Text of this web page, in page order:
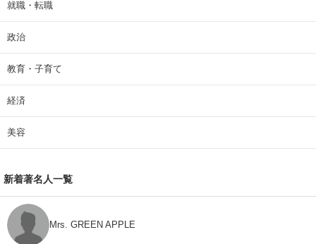
就職・転職
政治
教育・子育て
経済
美容
新着著名人一覧
Mrs. GREEN APPLE